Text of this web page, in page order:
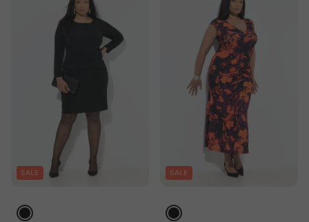
SALE SALE